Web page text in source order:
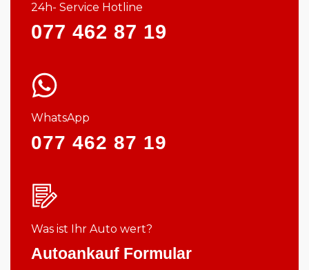
24h- Service Hotline
077 462 87 19
WhatsApp
077 462 87 19
Was ist Ihr Auto wert?
Autoankauf Formular